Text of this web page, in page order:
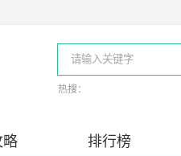
热搜：
略 排行榜